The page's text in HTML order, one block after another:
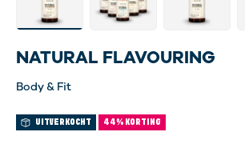
NATURAL FLAVOURING
Body & Fit
UITVERKOCHT 44% KORTING